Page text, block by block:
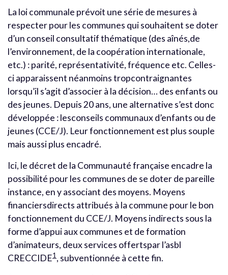
La loi communale prévoit une série de mesures à
respecter pour les communes qui souhaitent se doter
d’un conseil consultatif thématique (des aînés,de
l’environnement, de la coopération internationale,
etc.) : parité, représentativité, fréquence etc. Celles-
ci apparaissent néanmoins tropcontraignantes
lorsqu’il s’agit d’associer à la décision… des enfants ou
des jeunes. Depuis 20 ans, une alternative s’est donc
développée : lesconseils communaux d’enfants ou de
jeunes (CCE/J). Leur fonctionnement est plus souple
mais aussi plus encadré.
Ici, le décret de la Communauté française encadre la
possibilité pour les communes de se doter de pareille
instance, en y associant des moyens. Moyens
financiersdirects attribués à la commune pour le bon
fonctionnement du CCE/J. Moyens indirects sous la
forme d’appui aux communes et de formation
d’animateurs, deux services offertspar l’asbl
CRECCIDE1 , subventionnée à cette fin.